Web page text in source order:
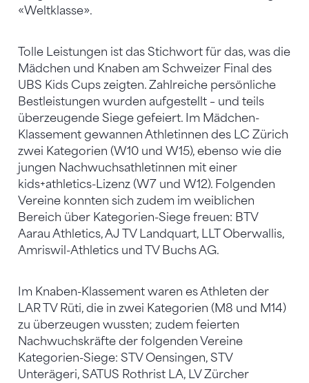
«Weltklasse».
Tolle Leistungen ist das Stichwort für das, was die
Mädchen und Knaben am Schweizer Final des
UBS Kids Cups zeigten. Zahlreiche persönliche
Bestleistungen wurden aufgestellt – und teils
überzeugende Siege gefeiert. Im Mädchen-
Klassement gewannen Athletinnen des LC Zürich
zwei Kategorien (W10 und W15), ebenso wie die
jungen Nachwuchsathletinnen mit einer
kids+athletics-Lizenz (W7 und W12). Folgenden
Vereine konnten sich zudem im weiblichen
Bereich über Kategorien-Siege freuen: BTV
Aarau Athletics, AJ TV Landquart, LLT Oberwallis,
Amriswil-Athletics und TV Buchs AG.
Im Knaben-Klassement waren es Athleten der
LAR TV Rüti, die in zwei Kategorien (M8 und M14)
zu überzeugen wussten; zudem feierten
Nachwuchskräfte der folgenden Vereine
Kategorien-Siege: STV Oensingen, STV
Unterägeri, SATUS Rothrist LA, LV Zürcher